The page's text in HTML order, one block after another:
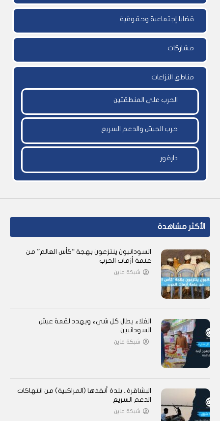
قضايا إجتماعية وحقوقية
مشاركات
مناطق النزاعات
الحرب على المنطقتين
حرب الجيش والدعم السريع
دارفور
الأكثر مشاهدة
السودانيون ينتزعون بهجة “كأس العالم” من
عتمة أزمات الحرب
شبكة عاين
الغلاء يطال كل شيء ويهدد لقمة عيش
السودانيين
شبكة عاين
البشاقرة.. بلدة أنقذها (المراكبية) من انتهاكات
الدعم السريع
شبكة عاين